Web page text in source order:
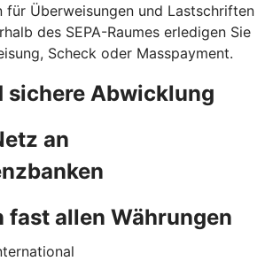
für Überweisungen und Lastschriften
des SEPA-Raumes erledigen Sie
Scheck oder Masspayment.
sichere Abwicklung
an
fast allen Währungen